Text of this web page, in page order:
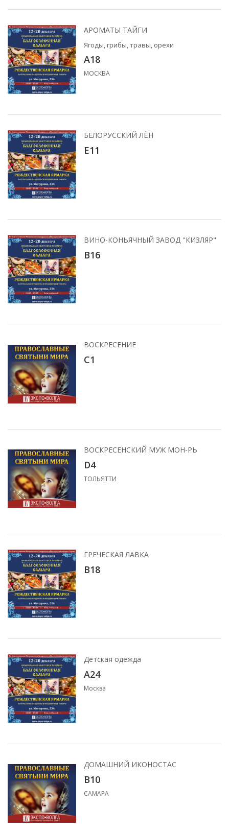
АРОМАТЫ ТАЙГИ
Ягоды, грибы, травы, орехи
A18
МОСКВА
БЕЛОРУССКИЙ ЛЁН
Е11
ВИНО-КОНЬЯЧНЫЙ ЗАВОД "КИЗЛЯР"
B16
ВОСКРЕСЕНИЕ
С1
ВОСКРЕСЕНСКИЙ МУЖ МОН-РЬ
D4
ТОЛЬЯТТИ
ГРЕЧЕСКАЯ ЛАВКА
B18
Детская одежда
A24
Москва
ДОМАШНИЙ ИКОНОСТАС
B10
САМАРА